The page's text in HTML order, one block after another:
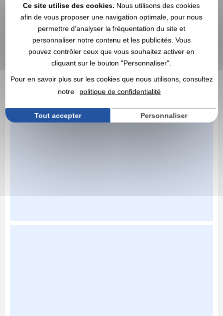
Ce site utilise des cookies. Nous utilisons des cookies
afin de vous proposer une navigation optimale, pour nous
permettre d’analyser la fréquentation du site et
personnaliser notre contenu et les publicités. Vous
pouvez contrôler ceux que vous souhaitez activer en
cliquant sur le bouton "Personnaliser".
Pour en savoir plus sur les cookies que nous utilisons, consultez
notre
politique de confidentialité
Tout accepter Personnaliser